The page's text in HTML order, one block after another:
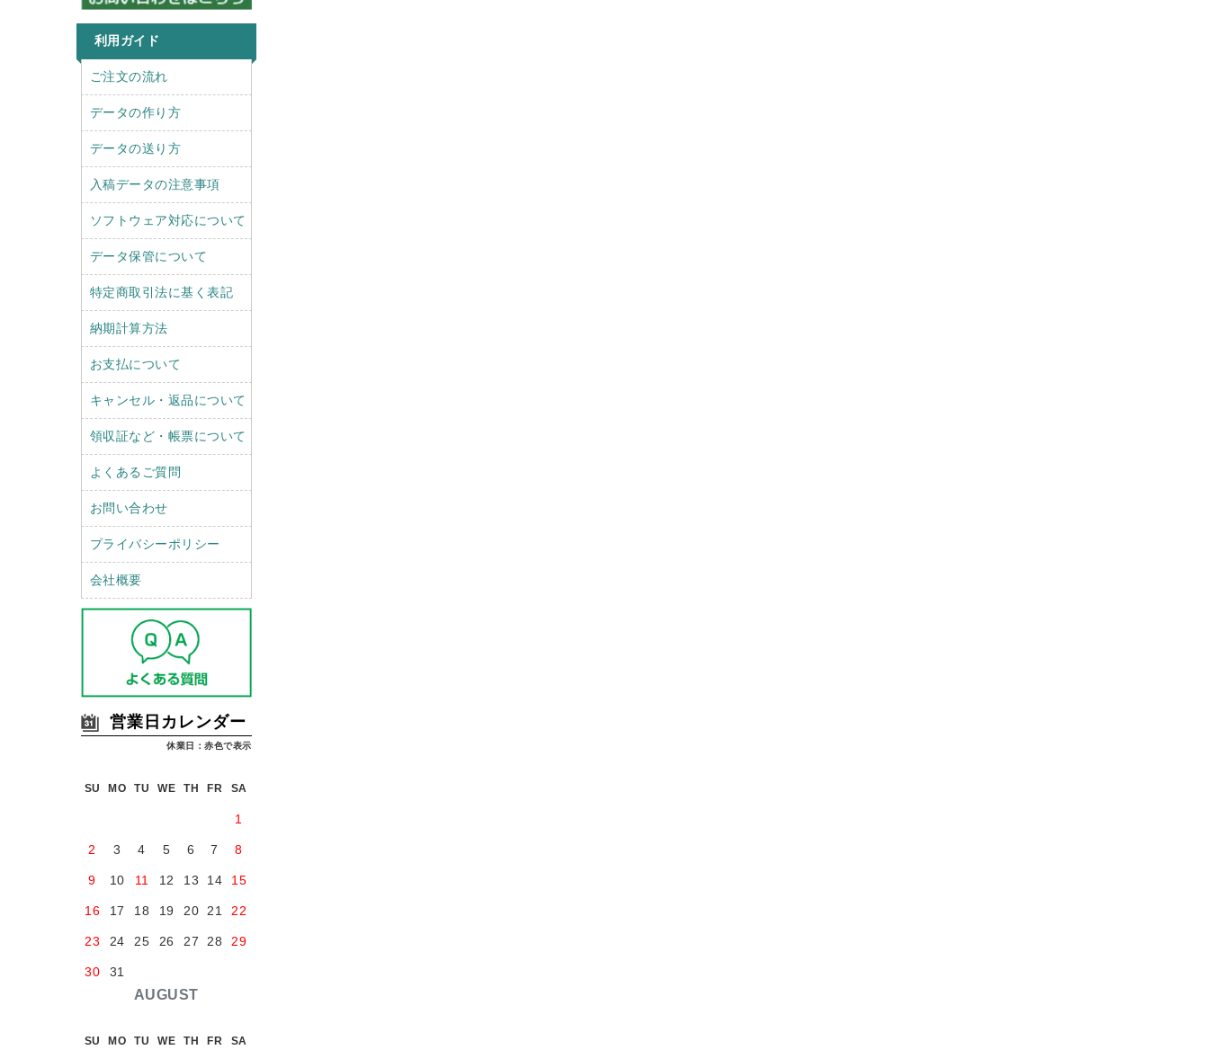
利用ガイド
r
ご注文の流れ
データの作り方
データの送り方
入稿データの注意事項
ソフトウェア対応について
データ保管について
特定商取引法に基く表記
納期計算方法
お支払について
キャンセル・返品について
領収証など・帳票について
よくあるご質問
お問い合わせ
プライバシーポリシー
会社概要
営業日カレンダー
休業日：赤色で表示
AUGUST
SU MO TU WE TH FR SA
1
2 3 4 5 6 7 8
9 10 11 12 13 14 15
16 17 18 19 20 21 22
23 24 25 26 27 28 29
30 31
SU MO TU WE TH FR SA